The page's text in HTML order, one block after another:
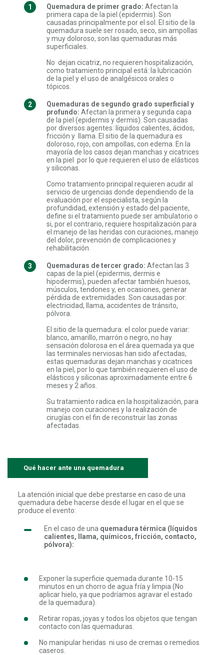
Quemadura de primer grado:Afectan la
primera capa de la piel (epidermis). Son
causadas principalmente por el sol. El sitio de la
quemadura suele ser rosado, seco, sin ampollas
y muy doloroso, son las quemaduras más
superficiales.
No dejan cicatriz, no requieren hospitalización,
como tratamiento principal está: la lubricación
de la piel y el uso de analgésicos orales o
tópicos.
Quemaduras de segundo grado superficial y
profundo:Afectan la primera y segunda capa
de la piel (epidermis y dermis). Son causadas
por diversos agentes: líquidos calientes, ácidos,
fricción y llama. El sitio de la quemadura es
doloroso, rojo, con ampollas, con edema. En la
mayoría de los casos dejan manchas y cicatrices
en la piel por lo que requieren el uso de elásticos
y siliconas.
Como tratamiento principal requieren acudir al
servicio de urgencias donde dependiendo de la
evaluación por el especialista, según la
profundidad, extensión y estado del paciente,
define si el tratamiento puede ser ambulatorio o
si, por el contrario, requiere hospitalización para
el manejo de las heridas con curaciones, manejo
del dolor, prevención de complicaciones y
rehabilitación.
Quemaduras de tercer grado: Afectan las 3
capas de la piel (epidermis, dermis e
hipodermis), pueden afectar también huesos,
músculos, tendones y, en ocasiones, generar
pérdida de extremidades. Son causadas por:
electricidad, llama, accidentes de tránsito,
pólvora.
El sitio de la quemadura: el color puede variar:
blanco, amarillo, marrón o negro, no hay
sensación dolorosa en el área quemada ya que
las terminales nerviosas han sido afectadas,
estas quemaduras dejan manchas y cicatrices
en la piel, por lo que también requieren el uso de
elásticos y siliconas aproximadamente entre 6
meses y 2 años.
Su tratamiento radica en la hospitalización, para
manejo con curaciones y la realización de
cirugías con el fin de reconstruir las zonas
afectadas.
Qué hacer ante una quemadura
La atención inicial que debe prestarse en caso de una
quemadura debe hacerse desde el lugar en el que se
produce el evento:
En el caso de una quemadura térmica (líquidos
calientes, llama, químicos, fricción, contacto,
pólvora):
Exponer la superficie quemada durante 10-15
minutos en un chorro de agua fría y limpia (No
aplicar hielo, ya que podríamos agravar el estado
de la quemadura).
Retirar ropas, joyas y todos los objetos que tengan
contacto con las quemaduras.
No manipular heridas ni uso de cremas o remedios
caseros.